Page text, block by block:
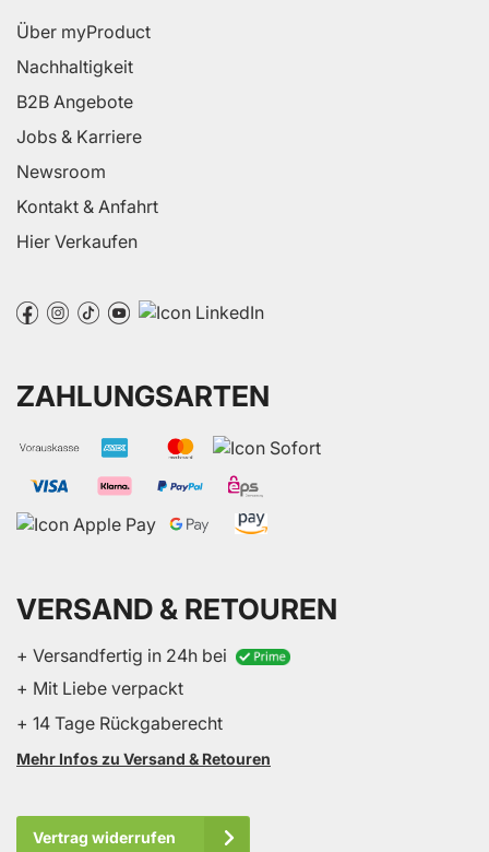
Über myProduct
Nachhaltigkeit
B2B Angebote
Jobs & Karriere
Newsroom
Kontakt & Anfahrt
Hier Verkaufen
ZAHLUNGSARTEN
VERSAND & RETOUREN
+ Versandfertig in 24h bei
+ Mit Liebe verpackt
+ 14 Tage Rückgaberecht
Mehr Infos zu Versand & Retouren
Vertrag widerrufen